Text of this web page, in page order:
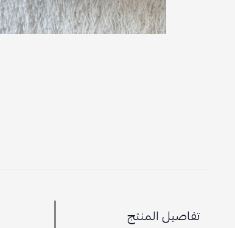
تفاصيل المنتج